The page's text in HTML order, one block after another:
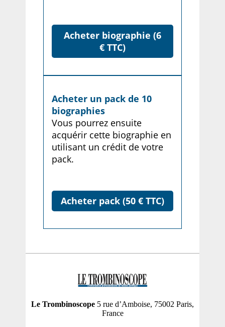
Acheter biographie (6
€ TTC)
Acheter un pack de 10
biographies
Vous pourrez ensuite
acquérir cette biographie en
utilisant un crédit de votre
pack.
Acheter pack (50 € TTC)
Le Trombinoscope 5 rue d’Amboise, 75002 Paris,
France